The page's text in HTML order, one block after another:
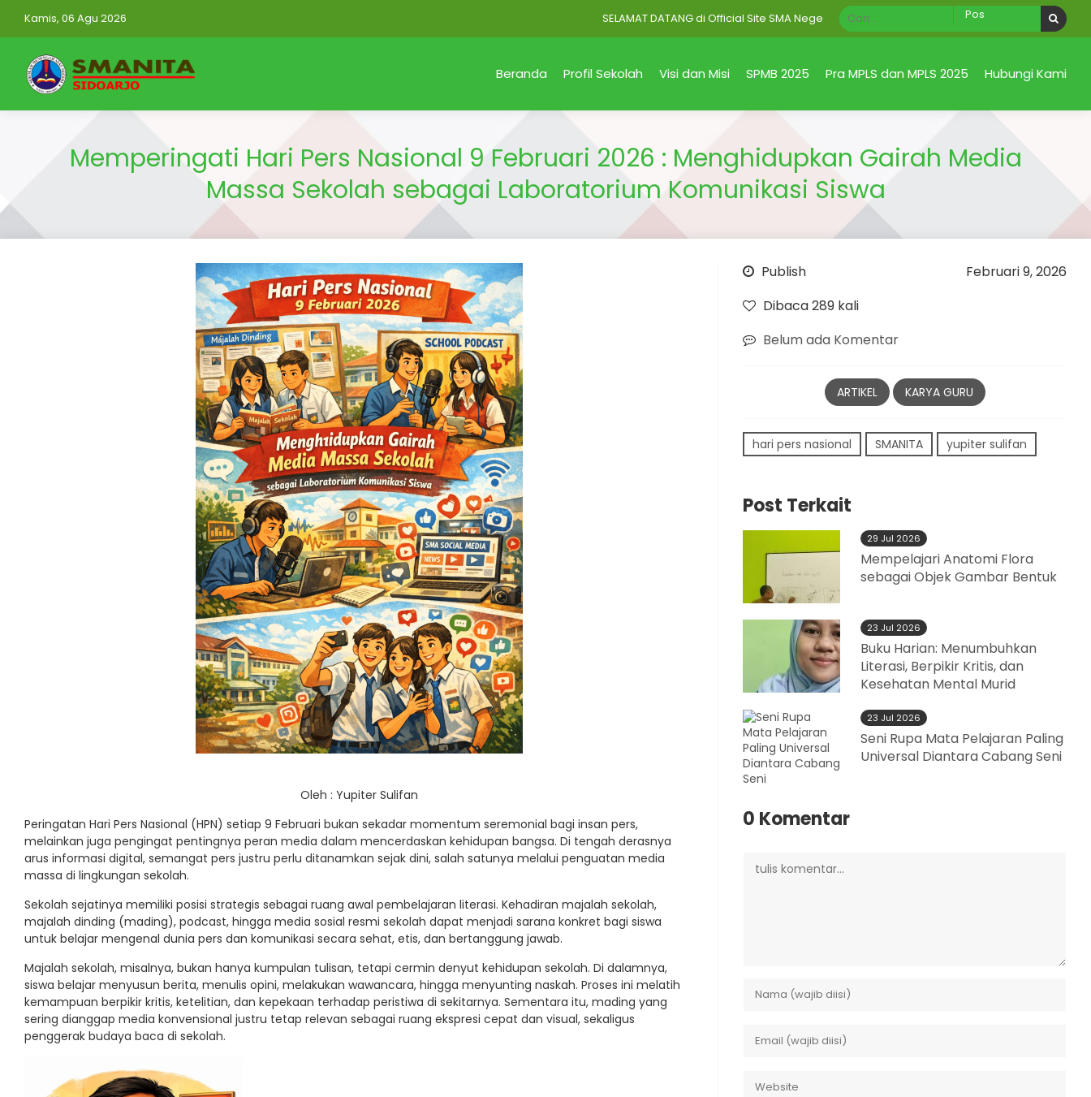
Kamis, 06 Agu 2026 SELAMAT DATANG di Official Site SMA Negeri 1 Taman Sidoarjo Jawa Timur
Beranda Profil Sekolah Visi dan Misi SPMB 2025 Pra MPLS dan MPLS 2025 Hubungi Kami
Memperingati Hari Pers Nasional 9 Februari 2026 : Menghidupkan Gairah Media
Massa Sekolah sebagai Laboratorium Komunikasi Siswa
Oleh : Yupiter Sulifan
Peringatan Hari Pers Nasional (HPN) setiap 9 Februari bukan sekadar momentum seremonial bagi insan pers,
melainkan juga pengingat pentingnya peran media dalam mencerdaskan kehidupan bangsa. Di tengah derasnya
arus informasi digital, semangat pers justru perlu ditanamkan sejak dini, salah satunya melalui penguatan media
massa di lingkungan sekolah.
Sekolah sejatinya memiliki posisi strategis sebagai ruang awal pembelajaran literasi. Kehadiran majalah sekolah,
majalah dinding (mading), podcast, hingga media sosial resmi sekolah dapat menjadi sarana konkret bagi siswa
untuk belajar mengenal dunia pers dan komunikasi secara sehat, etis, dan bertanggung jawab.
Majalah sekolah, misalnya, bukan hanya kumpulan tulisan, tetapi cermin denyut kehidupan sekolah. Di dalamnya,
siswa belajar menyusun berita, menulis opini, melakukan wawancara, hingga menyunting naskah. Proses ini melatih
kemampuan berpikir kritis, ketelitian, dan kepekaan terhadap peristiwa di sekitarnya. Sementara itu, mading yang
sering dianggap media konvensional justru tetap relevan sebagai ruang ekspresi cepat dan visual, sekaligus
penggerak budaya baca di sekolah.
Publish
Februari 9, 2026
Dibaca 289 kali
Belum ada Komentar
ARTIKEL KARYA GURU
hari pers nasional SMANITA yupiter sulifan
Post Terkait
29 Jul 2026
Mempelajari Anatomi Flora
sebagai Objek Gambar Bentuk
23 Jul 2026
Buku Harian: Menumbuhkan
Literasi, Berpikir Kritis, dan
Kesehatan Mental Murid
23 Jul 2026
Seni Rupa Mata Pelajaran Paling
Universal Diantara Cabang Seni
0 Komentar